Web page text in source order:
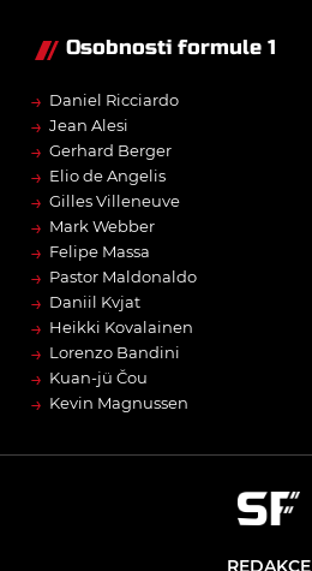
Osobnosti formule 1
→ Daniel Ricciardo
→ Jean Alesi
→ Gerhard Berger
→ Elio de Angelis
→ Gilles Villeneuve
→ Mark Webber
→ Felipe Massa
→ Pastor Maldonaldo
→ Daniil Kvjat
→ Heikki Kovalainen
→ Lorenzo Bandini
→ Kuan-jü Čou
→ Kevin Magnussen
REDAKCE